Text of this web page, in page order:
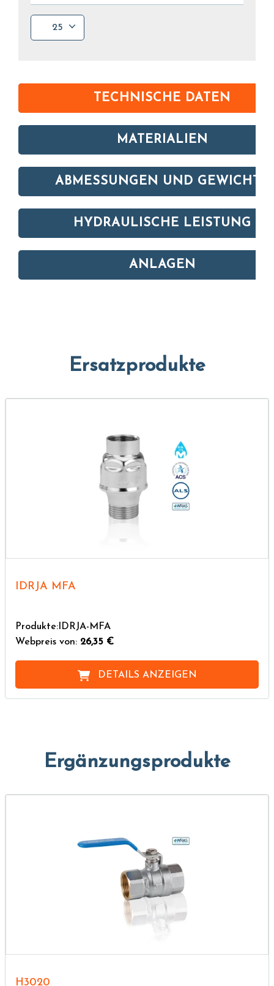
25
TECHNISCHE DATEN
MATERIALIEN
ABMESSUNGEN UND GEWICHTE
HYDRAULISCHE LEISTUNG
ANLAGEN
Ersatzprodukte
IDRJA MFA
Produkte:IDRJA-MFA
Webpreis von: 26,35 €
DETAILS ANZEIGEN
Ergänzungsprodukte
H3020